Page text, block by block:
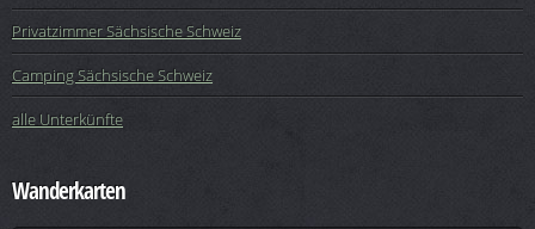
Privatzimmer Sächsische Schweiz
Camping Sächsische Schweiz
alle Unterkünfte
Wanderkarten